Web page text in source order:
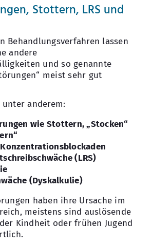
Stottern, LRS und
Behandlungsverfahren lassen
andere
und so genannte
meist sehr gut
anderem:
wie Stottern, „Stocken“
(LRS)
(Dyskalkulie)
haben ihre Ursache im
meistens sind auslösende
Kindheit oder frühen Jugend